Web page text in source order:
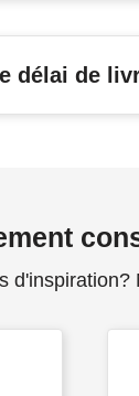
délai de
d'inspiration?